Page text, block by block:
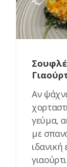
Αν
γεύμα,
με
ιδανική